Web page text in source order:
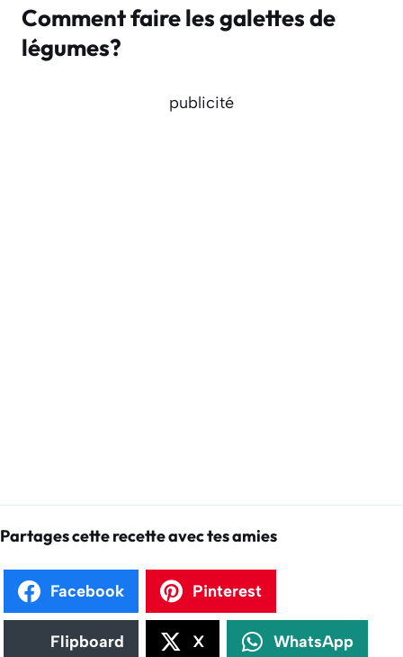
Comment faire les galettes de
légumes?
publicité
Partages cette recette avec tes amies
Facebook Pinterest
Flipboard X WhatsApp